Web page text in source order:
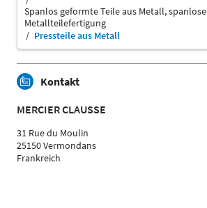
Spanlos geformte Teile aus Metall, spanlose
Metallteilefertigung
Pressteile aus Metall
Kontakt
MERCIER CLAUSSE
31 Rue du Moulin
25150 Vermondans
Frankreich